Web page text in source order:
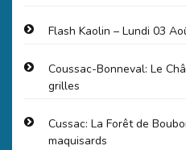
Flash Kaolin – Lundi 03
Coussac-Bonneval: Le
grilles
Cussac: La Forêt de
maquisards